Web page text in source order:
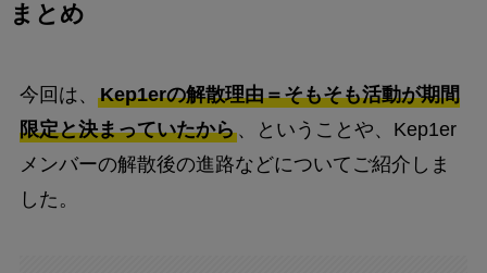
まとめ
今回は、 Kep1erの解散理由＝そもそも活動が期間
限定と決まっていたから、ということや、Kep1er
メンバーの解散後の進路などについてご紹介しま
した。